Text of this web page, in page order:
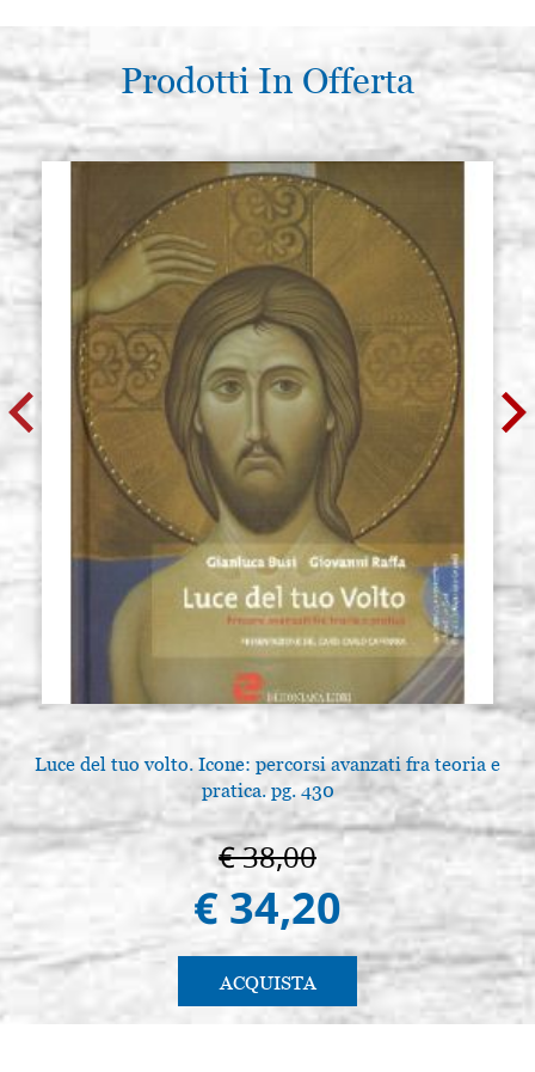
Prodotti In Offerta
Luce del tuo volto. Icone: percorsi avanzati fra teoria e
pratica. pg. 430
€ 38,00
€ 34,20
ACQUISTA